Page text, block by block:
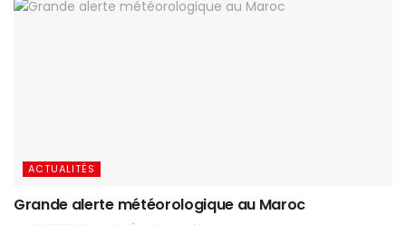
ACTUALITÉS
Grande alerte météorologique au Maroc